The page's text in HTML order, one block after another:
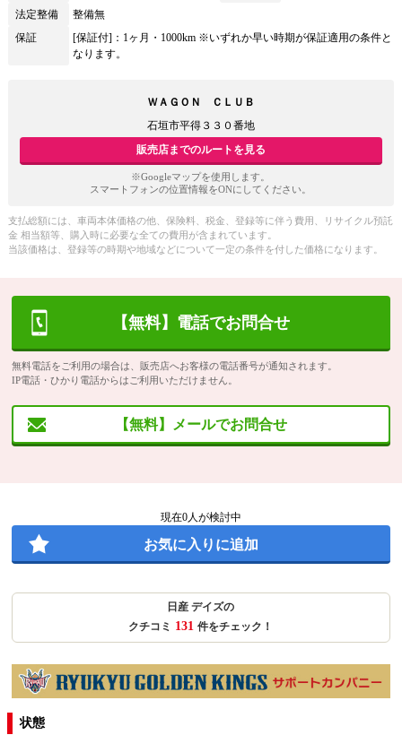
法定整備
整備無
保証
[保証付]：1ヶ月・1000km ※いずれか早い時期が保証適用の条件と
なります。
ＷＡＧＯＮ ＣＬＵＢ
石垣市平得３３０番地
販売店までのルートを見る
※Googleマップを使用します。
スマートフォンの位置情報をONにしてください。
支払総額には、車両本体価格の他、保険料、税金、登録等に伴う費用、リサイクル預託
金 相当額等、購入時に必要な全ての費用が含まれています。
当該価格は、登録等の時期や地域などについて一定の条件を付した価格になります。
【無料】電話でお問合せ
無料電話をご利用の場合は、販売店へお客様の電話番号が通知されます。
IP電話・ひかり電話からはご利用いただけません。
【無料】メールでお問合せ
現在0人が検討中
お気に入りに追加
日産 デイズの
クチコミ 131 件をチェック！
状態